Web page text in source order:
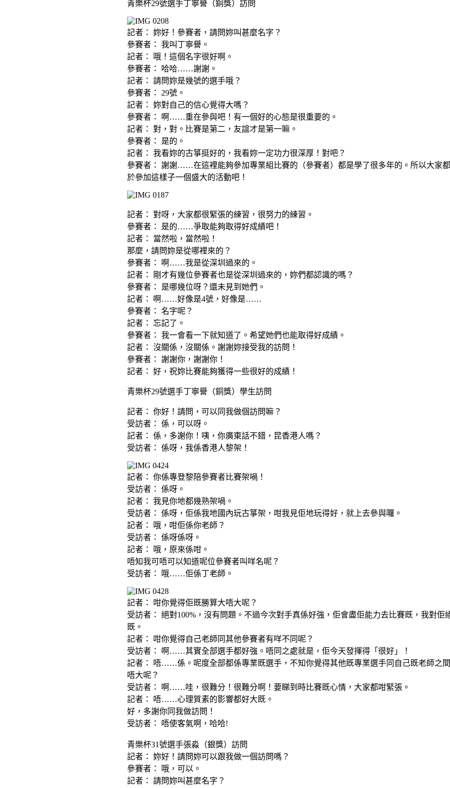
青樂杯29號選手丁寧譽（銅獎）訪問
記者： 妳好！參賽者，請問妳叫甚麼名字？
參賽者： 我叫丁寧譽。
記者： 哦！這個名字很好啊。
參賽者： 哈哈……謝謝。
記者： 請問妳是幾號的選手哦？
參賽者： 29號。
記者： 妳對自己的信心覺得大嗎？
參賽者： 啊……重在參與吧！有一個好的心態是很重要的。
記者： 對，對。比賽是第二，友誼才是第一嘛。
參賽者： 是的。
記者： 我看妳的古箏挺好的，我看妳一定功力很深厚！對吧？
參賽者： 謝謝……在這裡能夠參加專業組比賽的（參賽者）都是學了很多年的。所以大家
於參加這樣子一個盛大的活動吧！
記者： 對呀，大家都很緊張的練習，很努力的練習。
參賽者： 是的……爭取能夠取得好成績吧！
記者： 當然啦，當然啦！
那麼，請問妳是從哪裡來的？
參賽者： 啊……我是從深圳過來的。
記者： 剛才有幾位參賽者也是從深圳過來的，妳們都認識的嗎？
參賽者： 是哪幾位呀？還未見到她們。
記者： 啊……好像是4號，好像是……
參賽者： 名字呢？
記者： 忘記了。
參賽者： 我一會看一下就知道了。希望她們也能取得好成績。
記者： 沒關係，沒關係。謝謝妳接受我的訪問！
參賽者： 謝謝你，謝謝你！
記者： 好，祝妳比賽能夠獲得一些很好的成績！
青樂杯29號選手丁寧譽（銅獎）學生訪問
記者： 你好！請問，可以同我做個訪問嘛？
受訪者： 係，可以呀。
記者： 係，多謝你！咦，你廣東話不錯，昆香港人嗎？
受訪者： 係呀，我係香港人黎架！
記者： 你係專登黎陪參賽者比賽架喎！
受訪者： 係呀。
記者： 我見你地都幾熟架喎。
受訪者： 係呀，佢係我地國內玩古箏架，咁我見佢地玩得好，就上去參與囉。
記者： 哦，咁佢係你老師？
受訪者： 係呀係呀。
記者： 哦，原來係咁。
唔知我可唔可以知道呢位參賽者叫咩名呢？
受訪者： 哦……佢係丁老師。
記者： 咁你覺得佢既勝算大唔大呢？
受訪者： 絕對100%，沒有問題。不過今次對手真係好強，佢會盡佢能力去比賽既，我對佢
既。
記者： 咁你覺得自己老師同其他參賽者有咩不同呢？
受訪者： 啊……其實全部選手都好強。唔同之處就是，佢今天發揮得「很好」！
記者： 唔……係。呢度全部都係專業既選手，不知你覺得其他既專業選手同自己既老師之
唔大呢？
受訪者： 啊……哇，很難分！很難分啊！要睇到時比賽既心情，大家都咁緊張。
記者： 唔……心理質素的影響都好大既。
好，多謝你同我做訪問！
受訪者： 唔使客氣啊，哈哈!
青樂杯31號選手張淼（銀獎）訪問
記者： 妳好！請問妳可以跟我做一個訪問嗎？
參賽者： 哦，可以。
記者： 請問妳叫甚麼名字？